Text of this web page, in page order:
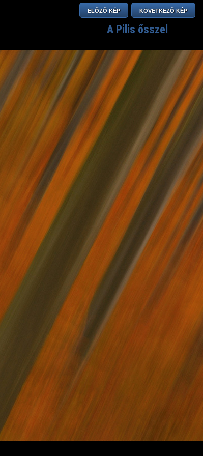
ELŐZŐ KÉP KÖVETKEZŐ KÉP
A Pilis ősszel